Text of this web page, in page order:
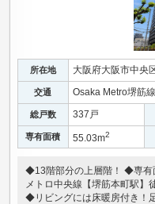
所在地 大阪府大阪市中央
交通 Osaka Metro堺筋
総戸数 337戸
専有面積 55.03m2
◆13階部分の上層階！ ◆専有
メトロ中央線【堺筋本町駅】
◆リビングには床暖房付き！